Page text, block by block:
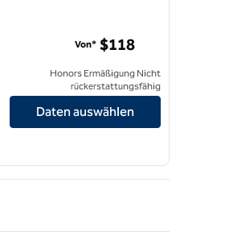
Anaheim anzeigen
Von* $118
Honors Ermäßigung Nicht
rückerstattungsfähig
Daten auswählen